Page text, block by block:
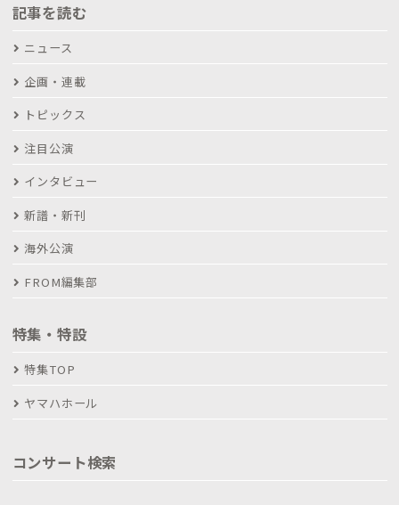
記事を読む
ニュース
企画・連載
トピックス
注目公演
インタビュー
新譜・新刊
海外公演
FROM編集部
特集・特設
特集TOP
ヤマハホール
コンサート検索